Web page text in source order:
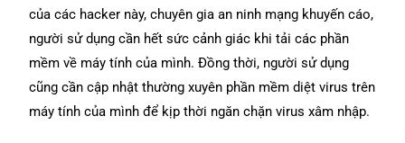
của các hacker này, chuyên gia an ninh mạng khuyến cáo,
người sử dụng cần hết sức cảnh giác khi tải các phần
mềm về máy tính của mình. Đồng thời, người sử dụng
cũng cần cập nhật thường xuyên phần mềm diệt virus trên
máy tính của mình để kịp thời ngăn chặn virus xâm nhập.